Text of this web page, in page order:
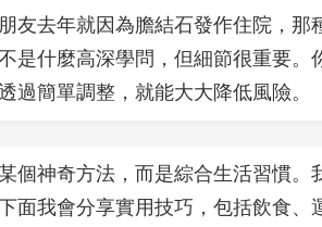
友去年就因為膽結石發作住院，那
是什麼高深學問，但細節很重要。
過簡單調整，就能大大降低風險。
個神奇方法，而是綜合生活習慣
面我會分享實用技巧，包括飲食、